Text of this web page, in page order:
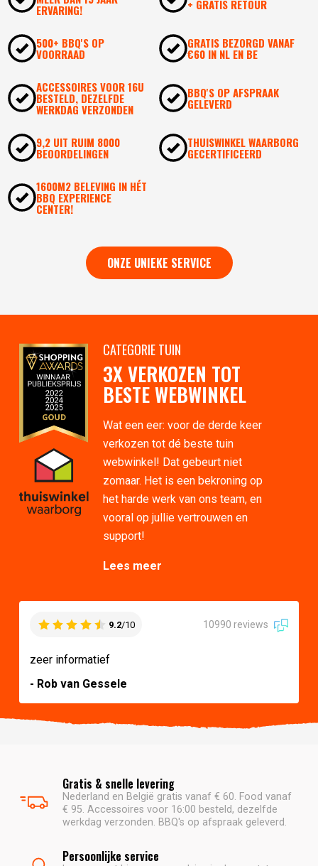
ERVARING! + GRATIS RETOUR
500+ BBQ'S OP
VOORRAAD
GRATIS BEZORGD VANAF
€60 IN NL EN BE
ACCESSOIRES VOOR 16U
BESTELD, DEZELFDE
WERKDAG VERZONDEN
BBQ'S OP AFSPRAAK
GELEVERD
9,2 UIT RUIM 8000
BEOORDELINGEN
THUISWINKEL WAARBORG
GECERTIFICEERD
1600M2 BELEVING IN HÉT
BBQ EXPERIENCE
CENTER!
ONZE UNIEKE SERVICE
CATEGORIE TUIN
3X VERKOZEN TOT
BESTE WEBWINKEL
Wat een eer: voor de derde keer
verkozen tot dé beste tuin
webwinkel! Dat gebeurt niet
zomaar. Het is een bekroning op
het harde werk van ons team, en
vooral op jullie vertrouwen en
support!
Lees meer
9.2/10 10990 reviews
zeer informatief
- Rob van Gessele
Gratis & snelle levering
Nederland en België gratis vanaf € 60. Food vanaf
€ 95. Accessoires voor 16:00 besteld, dezelfde
werkdag verzonden. BBQ's op afspraak geleverd.
Persoonlijke service